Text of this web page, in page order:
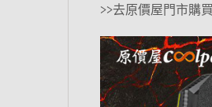
>>去原價屋門市購